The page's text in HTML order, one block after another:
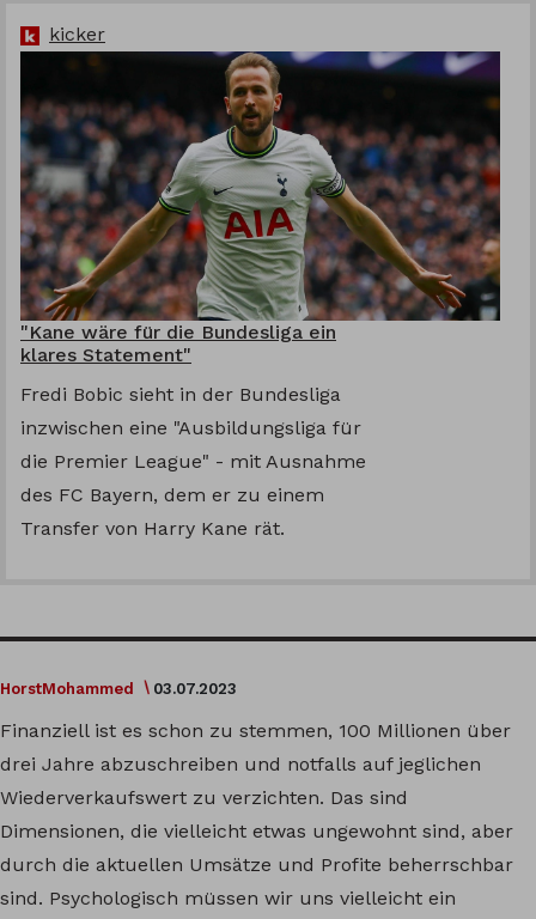
kicker
"Kane wäre für die Bundesliga ein
klares Statement"
Fredi Bobic sieht in der Bundesliga
inzwischen eine "Ausbildungsliga für
die Premier League" - mit Ausnahme
des FC Bayern, dem er zu einem
Transfer von Harry Kane rät.
HorstMohammed 03.07.2023
Finanziell ist es schon zu stemmen, 100 Millionen über
drei Jahre abzuschreiben und notfalls auf jeglichen
Wiederverkaufswert zu verzichten. Das sind
Dimensionen, die vielleicht etwas ungewohnt sind, aber
durch die aktuellen Umsätze und Profite beherrschbar
sind. Psychologisch müssen wir uns vielleicht ein